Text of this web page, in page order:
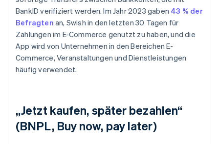
BankID verifiziert werden. Im Jahr 2023 gaben 43 % der
Befragten an, Swish in den letzten 30 Tagen für
Zahlungen im E-Commerce genutzt zu haben, und die
App wird von Unternehmen in den Bereichen E-
Commerce, Veranstaltungen und Dienstleistungen
häufig verwendet.
„Jetzt kaufen, später bezahlen“
(BNPL, Buy now, pay later)